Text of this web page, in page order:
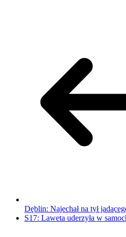
Dęblin: Najechał na tył
S17: Laweta uderzyła w